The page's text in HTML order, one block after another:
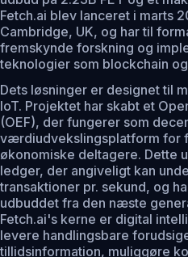
Fetch.ai blev lanceret i marts
Cambridge, UK, og har til
fremskynde forskning og
teknologier som blockchain
Dets løsninger er designet til
IoT. Projektet har skabt et
(OEF), der fungerer som
værdiudvekslingsplatform for
økonomiske deltagere. Dette
ledger, der angiveligt kan
transaktioner pr. sekund, og
udbuddet fra den næste
Fetch.ai's kerne er digital
levere handlingsbare
tillidsinformation, muliggøre